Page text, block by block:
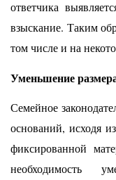
ответчика
взыскание. Таким
том числе и на
Уменьшение
Семейное
оснований, исходя
фиксированной
необходимость